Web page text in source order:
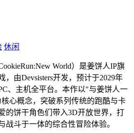
休闲
World）是姜饼人IP旗
由Devsisters开发，预计于2029年
、主机全平台。本作以"与姜饼人一
心概念，突破系列传统的跑酷与卡
的饼干角色们带入3D开放世界，打
战斗于一体的综合性冒险体验。